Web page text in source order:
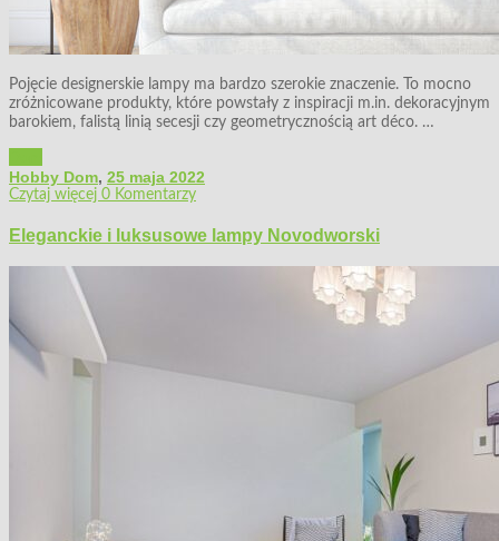
Pojęcie designerskie lampy ma bardzo szerokie znaczenie. To mocno
zróżnicowane produkty, które powstały z inspiracji m.in. dekoracyjnym
barokiem, falistą linią secesji czy geometrycznością art déco. …
Hobby Dom, 25 maja 2022
Czytaj więcej 0 Komentarzy
Eleganckie i luksusowe lampy Novodworski